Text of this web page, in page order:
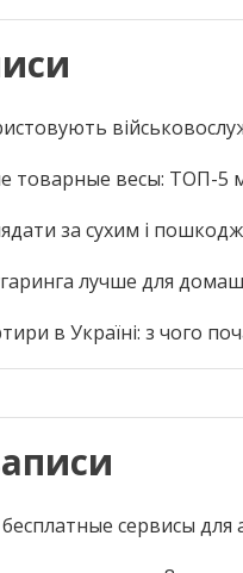
весы: ТОП-5
за сухим і
лучше для
в Україні: з чого
сервисы